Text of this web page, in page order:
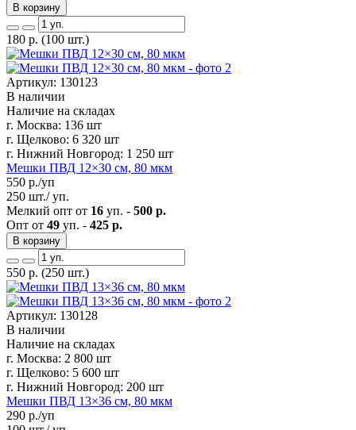
В корзину
180 р. (100 шт.)
Артикул: 130123
В наличии
Наличие на складах
г. Москва: 136 шт
г. Щелково: 6 320 шт
г. Нижний Новгород: 1 250 шт
Мешки ПВД 12×30 см, 80 мкм
550 р./уп
250 шт./ уп.
Мелкий опт от 16 уп. - 500 р.
Опт от 49 уп. - 425 р.
В корзину
550 р. (250 шт.)
Артикул: 130128
В наличии
Наличие на складах
г. Москва: 2 800 шт
г. Щелково: 5 600 шт
г. Нижний Новгород: 200 шт
Мешки ПВД 13×36 см, 80 мкм
290 р./уп